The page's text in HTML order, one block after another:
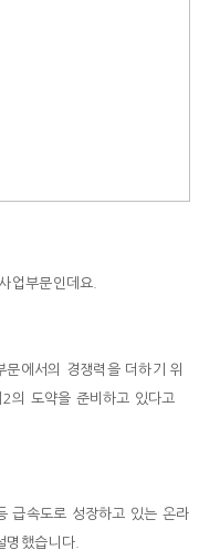
업부문인데요.
에서의 경쟁력을 더하기 위
의 도약을 준비하고 있다고
급속도로 성장하고 있는 온라
명했습니다.